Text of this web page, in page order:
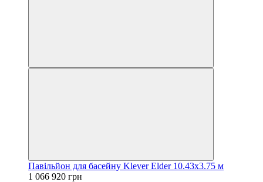
Павільйон для басейну Klever Elder 10.43x3.75 м
1 066 920 грн